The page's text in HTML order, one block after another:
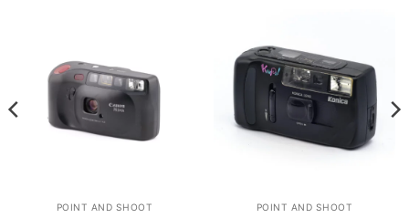
POINT AND SHOOT POINT AND SHOOT